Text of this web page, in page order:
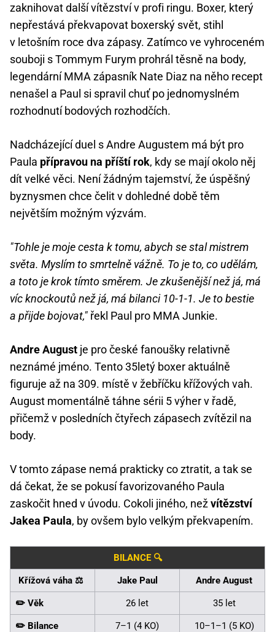
zaknihovat další vítězství v profi ringu. Boxer, který
nepřestává překvapovat boxerský svět, stihl
v letošním roce dva zápasy. Zatímco ve vyhroceném
souboji s Tommym Furym prohrál těsně na body,
legendární MMA zápasník Nate Diaz na něho recept
nenašel a Paul si spravil chuť po jednomyslném
rozhodnutí bodových rozhodčích.
Nadcházející duel s Andre Augustem má být pro
Paula přípravou na příští rok, kdy se mají okolo něj
dít velké věci. Není žádným tajemství, že úspěšný
byznysmen chce čelit v dohledné době těm
největším možným výzvám.
"Tohle je moje cesta k tomu, abych se stal mistrem
světa. Myslím to smrtelně vážně. To je to, co udělám,
a toto je krok tímto směrem. Je zkušenější než já, má
víc knockoutů než já, má bilanci 10-1-1. Je to bestie
a přijde bojovat," řekl Paul pro MMA Junkie.
Andre August je pro české fanoušky relativně
neznámé jméno. Tento 35letý boxer aktuálně
figuruje až na 309. místě v žebříčku křížových vah.
August momentálně táhne sérii 5 výher v řadě,
přičemž v posledních čtyřech zápasech zvítězil na
body.
V tomto zápase nemá prakticky co ztratit, a tak se
dá čekat, že se pokusí favorizovaného Paula
zaskočit hned v úvodu. Cokoli jiného, nežvítězství
Jakea Paula, by ovšem bylo velkým překvapením.
BILANCE 🔍
Křížová váha ⚖️ Jake Paul Andre August
✏️ Věk 26 let 35 let
✏️ Bilance 7–1 (4 KO) 10–1–1 (5 KO)